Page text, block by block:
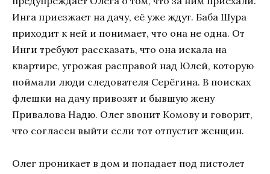
Инга приезжает на дачу, её уже ждут. Баба Шура
приходит к ней и понимает, что она не одна. От
Инги требуют рассказать, что она искала на
квартире, угрожая расправой над Юлей, которую
поймали люди следователя Серёгина. В поисках
флешки на дачу привозят и бывшую жену
Привалова Надю. Олег звонит Комову и говорит,
что согласен выйти если тот отпустит женщин.
Олег проникает в дом и попадает под пистолет